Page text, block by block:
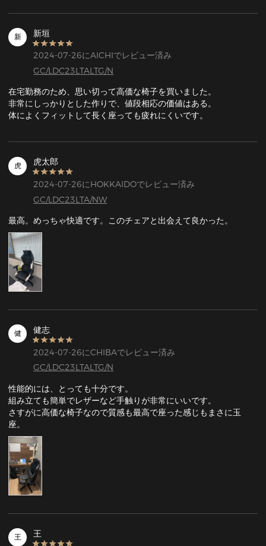
新 新垣
2024-07-26にAICHIでレビュー済み
GC/LDC23LTALTG/N
在宅勤務のため、思い切って高価な椅子を買いました。
非常にしっかりとした作りで、値段相応の価値はある。
体によくフィットして長く座っても疲れにくいです。
虎 虎太郎
2024-07-26にHOKKAIDOでレビュー済み
GC/LDC23LTA/NW
最高。めっちゃ快適です。このチェアと出会えて良かった。
健 健志
2024-07-26にCHIBAでレビュー済み
GC/LDC23LTALTG/N
性能的には、とっても十分です。
組み立ても簡単でレザーなど手触りが非常にいいです。
さすがに高価な椅子なので質感も最高で座った感じもまさに玉
座。
王 王